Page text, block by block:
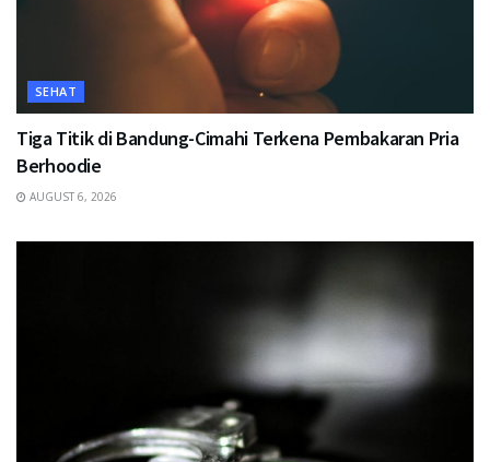
SEHAT
Tiga Titik di Bandung-Cimahi Terkena Pembakaran Pria
Berhoodie
AUGUST 6, 2026